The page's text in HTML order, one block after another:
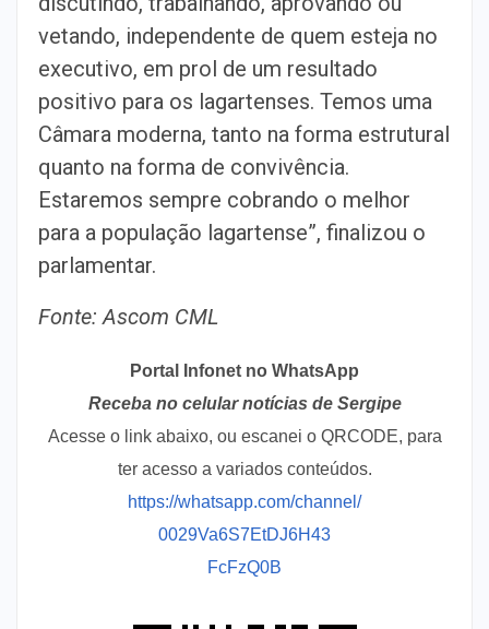
vetando, independente de quem esteja no
executivo, em prol de um resultado
positivo para os lagartenses. Temos uma
Câmara moderna, tanto na forma estrutural
quanto na forma de convivência.
Estaremos sempre cobrando o melhor
para a população lagartense”, finalizou o
parlamentar.
Fonte: Ascom CML
Portal Infonet no WhatsApp
Receba no celular notícias de Sergipe
Acesse o link abaixo, ou escanei o QRCODE, para
ter acesso a variados conteúdos.
https://whatsapp.com/channel/
0029Va6S7EtDJ6H43
FcFzQ0B